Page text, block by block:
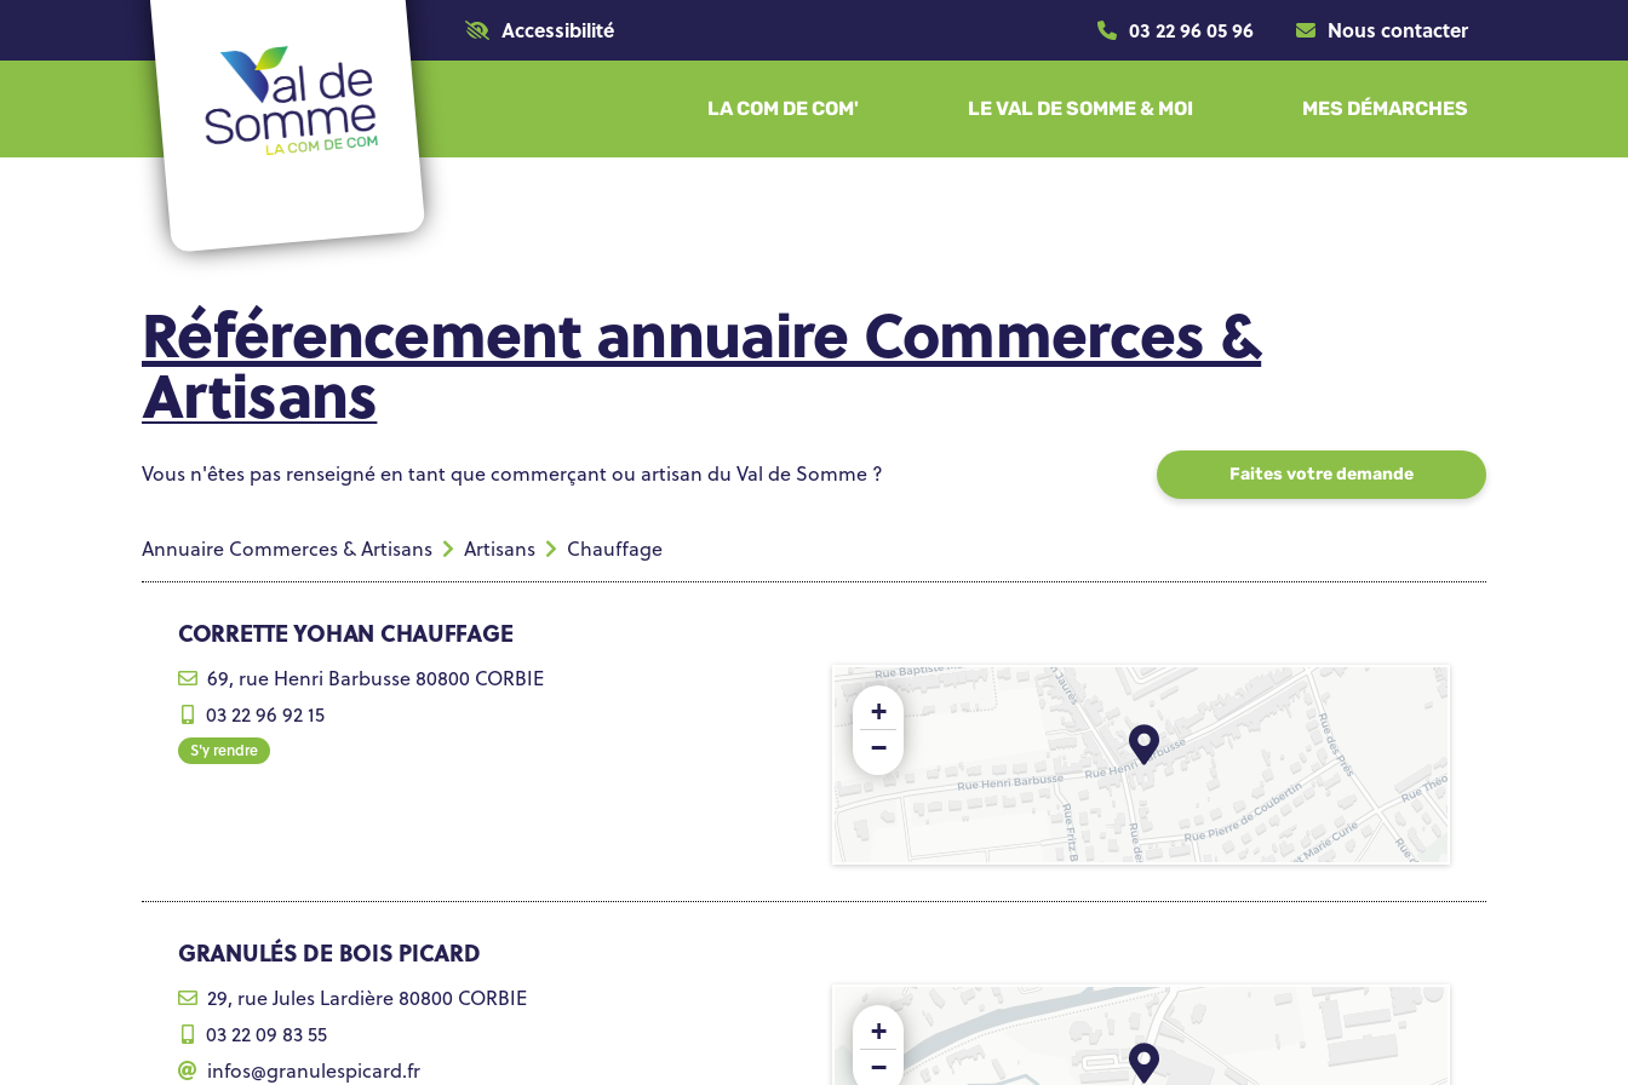
Accessibilité 03 22 96 05 96 Nous contacter
LA COM DE COM' LE VAL DE SOMME & MOI MES DÉMARCHES
Référencement annuaire Commerces &
Artisans
Vous n'êtes pas renseigné en tant que commerçant ou artisan du Val de Somme ? Faites votre demande
Annuaire Commerces & Artisans Artisans Chauffage
CORRETTE YOHAN CHAUFFAGE
69, rue Henri Barbusse 80800 CORBIE
03 22 96 92 15
S'y rendre
+
−
GRANULÉS DE BOIS PICARD
29, rue Jules Lardière 80800 CORBIE
03 22 09 83 55
infos@granulespicard.fr
+
−